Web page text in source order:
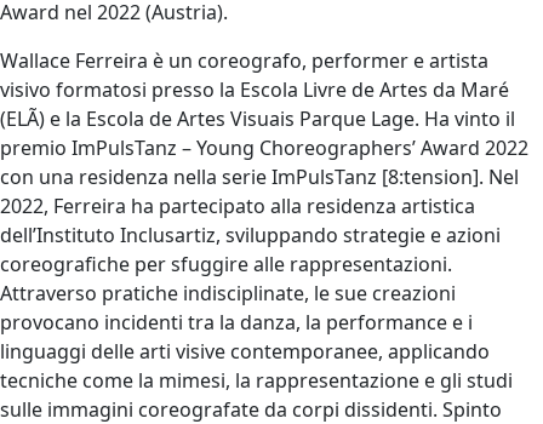
Award nel 2022 (Austria).
Wallace Ferreira è un coreografo, performer e artista
visivo formatosi presso la Escola Livre de Artes da Maré
(ELÃ) e la Escola de Artes Visuais Parque Lage. Ha vinto il
premio ImPulsTanz – Young Choreographers’ Award 2022
con una residenza nella serie ImPulsTanz [8:tension]. Nel
2022, Ferreira ha partecipato alla residenza artistica
dell’Instituto Inclusartiz, sviluppando strategie e azioni
coreografiche per sfuggire alle rappresentazioni.
Attraverso pratiche indisciplinate, le sue creazioni
provocano incidenti tra la danza, la performance e i
linguaggi delle arti visive contemporanee, applicando
tecniche come la mimesi, la rappresentazione e gli studi
sulle immagini coreografate da corpi dissidenti. Spinto